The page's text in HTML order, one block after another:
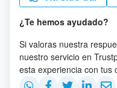
¿Te hemos ayudado?
Si valoras nuestra
nuestro servicio en
esta experiencia con tus